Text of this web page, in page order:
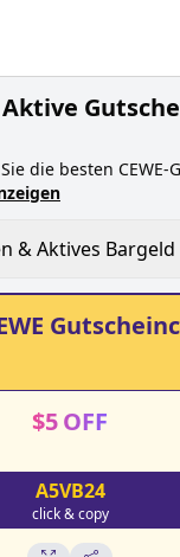
Aktive
die besten CEWE-
August 2026
, indem Sie
Belohnungen, wenn
einreichen und
& Aktives Bargeld
$5OFF
A5VB24
click & copy